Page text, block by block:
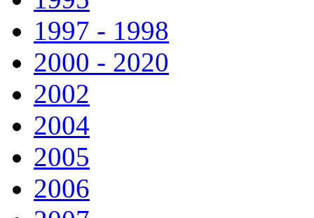
1997 - 1998
2000 - 2020
2002
2004
2005
2006